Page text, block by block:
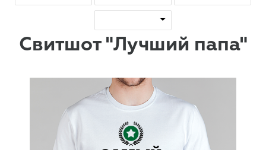
Свитшот "Лучший папа"